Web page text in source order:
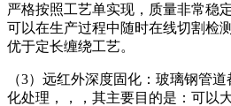
严格按照工艺单实现，质量非常稳
可以在生产过程中随时在线切割检
优于定长缠绕工艺。
（3）远红外深度固化：玻璃钢管
化处理，，，其主要目的是：可以